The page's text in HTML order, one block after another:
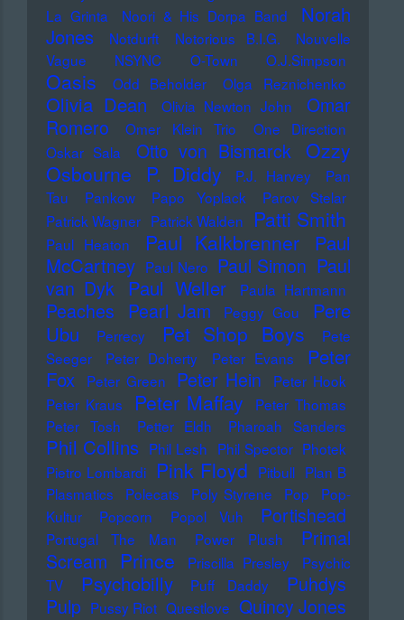
La Grinta
Noori & His Dorpa Band
Norah
Jones
Notdurft Notorious B.I.G.
Nouvelle
Vague
NSYNC O-Town O.J.Simpson
Oasis Odd Beholder Olga Reznichenko
Olivia Dean Olivia Newton John
Omar
Romero
Omer Klein Trio
One Direction
Oskar Sala
Otto von Bismarck Ozzy
Osbourne
P. Diddy P.J. Harvey
Pan
Tau
Pankow Papo Yoplack
Parov Stelar
Patrick Wagner Patrick Walden Patti Smith
Paul Heaton Paul Kalkbrenner
Paul
McCartney Paul Nero Paul Simon Paul
van Dyk Paul Weller Paula Hartmann
Peaches Pearl Jam Peggy Gou
Pere
Ubu
Perrecy Pet Shop Boys
Pete
Seeger
Peter Doherty Peter Evans
Peter
Fox
Peter Green Peter Hein
Peter Hook
Peter Kraus
Peter Maffay
Peter Thomas
Peter Tosh
Petter Eldh Pharoah Sanders
Phil Collins Phil Lesh Phil Spector Photek
Pietro Lombardi
Pink Floyd Pitbull Plan B
Plasmatics
Polecats Poly Styrene Pop
Pop-
Kultur
Popcorn Popol Vuh Portishead
Portugal The Man Power Plush
Primal
Scream
Prince Priscilla Presley
Psychic
TV
Psychobilly Puff Daddy
Puhdys
Pulp Pussy Riot Questlove Quincy Jones